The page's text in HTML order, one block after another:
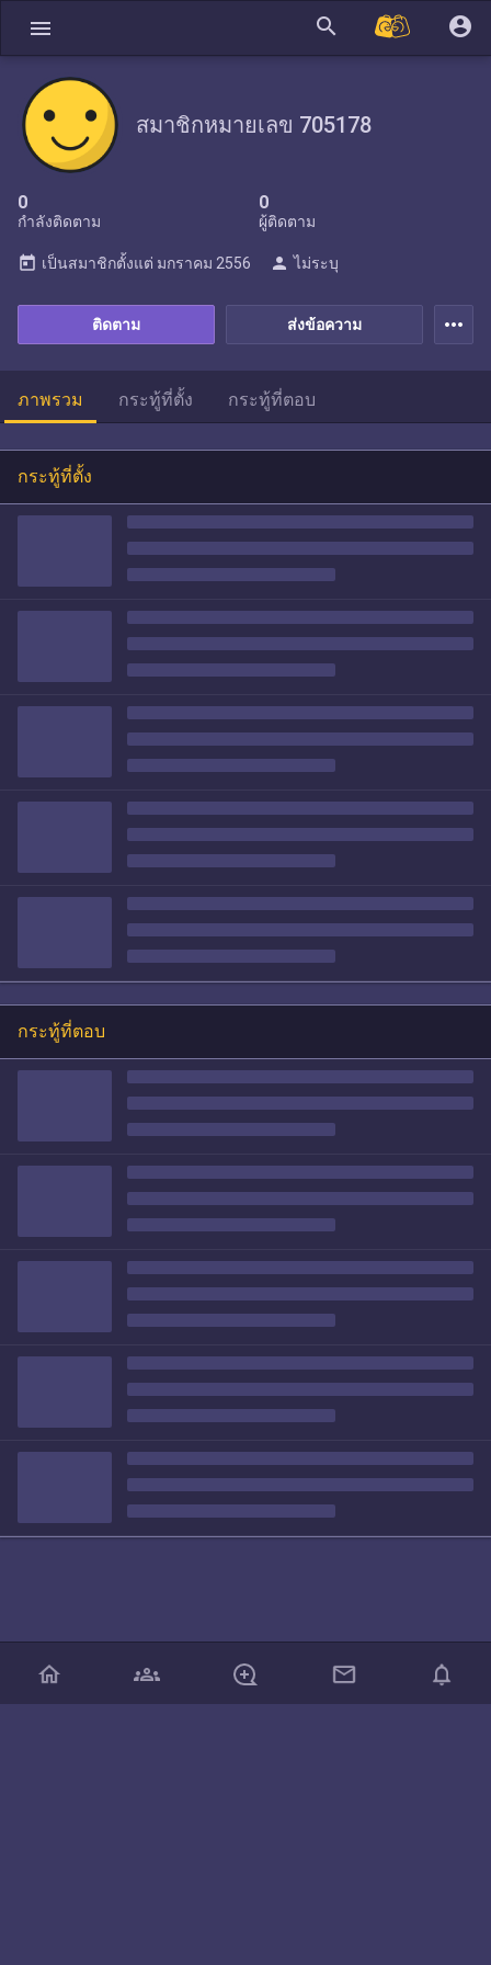
menu search account_circle
สมาชิกหมายเลข 705178
0
กำลังติดตาม
0
ผู้ติดตาม
ส่งข้อความ
ติดตาม
today เป็นสมาชิกตั้งแต่ มกราคม 2556 person ไม่ระบุ
more_horiz
ภาพรวม กระทู้ที่ตั้ง กระทู้ที่ตอบ
กระทู้ที่ตั้ง
กระทู้ที่ตอบ